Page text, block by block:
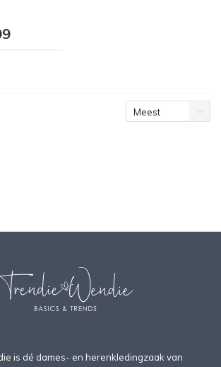
Meest
is dé dames- en herenkledingzaak van